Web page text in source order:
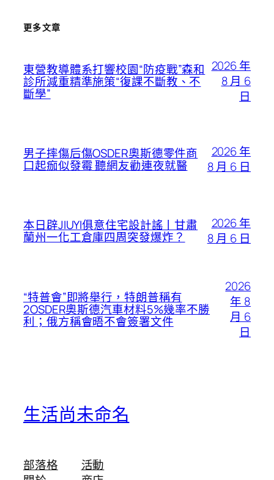
更多文章
東營教導體系打響校園“防疫戰”森和
診所減重精準施策“復課不斷教、不
斷學”
2026 年
8 月 6
日
男子摔傷后傷OSDER奧斯德零件商
口起痂似發霉 聽網友勸連夜就醫
2026 年
8 月 6 日
本日辟JIUYI俱意住宅設計謠丨甘肅
蘭州一化工倉庫四周突發爆炸？
2026 年
8 月 6 日
“特普會”即將舉行，特朗普稱有
2OSDER奧斯德汽車材料5%幾率不勝
利；俄方稱會晤不會簽署文件
2026
年 8
月 6
日
生活尚未命名
部落格
活動